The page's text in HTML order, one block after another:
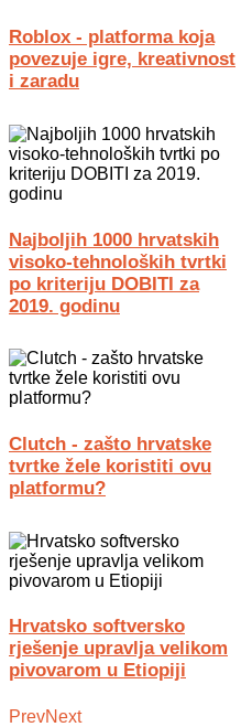
Roblox - platforma koja
povezuje igre, kreativnost
i zaradu
Najboljih 1000 hrvatskih
visoko-tehnoloških tvrtki
po kriteriju DOBITI za
2019. godinu
Clutch - zašto hrvatske
tvrtke žele koristiti ovu
platformu?
Hrvatsko softversko
rješenje upravlja velikom
pivovarom u Etiopiji
PrevNext